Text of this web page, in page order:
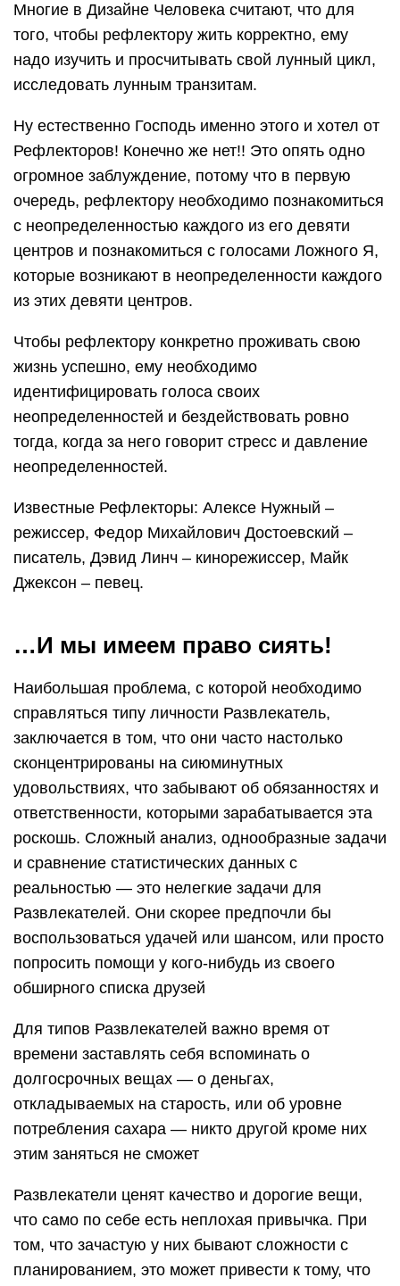
Многие в Дизайне Человека считают, что для
того, чтобы рефлектору жить корректно, ему
надо изучить и просчитывать свой лунный цикл,
исследовать лунным транзитам.
Ну естественно Господь именно этого и хотел от
Рефлекторов! Конечно же нет!! Это опять одно
огромное заблуждение, потому что в первую
очередь, рефлектору необходимо познакомиться
с неопределенностью каждого из его девяти
центров и познакомиться с голосами Ложного Я,
которые возникают в неопределенности каждого
из этих девяти центров.
Чтобы рефлектору конкретно проживать свою
жизнь успешно, ему необходимо
идентифицировать голоса своих
неопределенностей и бездействовать ровно
тогда, когда за него говорит стресс и давление
неопределенностей.
Известные Рефлекторы: Алексе Нужный –
режиссер, Федор Михайлович Достоевский –
писатель, Дэвид Линч – кинорежиссер, Майк
Джексон – певец.
…И мы имеем право сиять!
Наибольшая проблема, с которой необходимо
справляться типу личности Развлекатель,
заключается в том, что они часто настолько
сконцентрированы на сиюминутных
удовольствиях, что забывают об обязанностях и
ответственности, которыми зарабатывается эта
роскошь. Сложный анализ, однообразные задачи
и сравнение статистических данных с
реальностью — это нелегкие задачи для
Развлекателей. Они скорее предпочли бы
воспользоваться удачей или шансом, или просто
попросить помощи у кого-нибудь из своего
обширного списка друзей
Для типов Развлекателей важно время от
времени заставлять себя вспоминать о
долгосрочных вещах — о деньгах,
откладываемых на старость, или об уровне
потребления сахара — никто другой кроме них
этим заняться не сможет
Развлекатели ценят качество и дорогие вещи,
что само по себе есть неплохая привычка. При
том, что зачастую у них бывают сложности с
планированием, это может привести к тому, что